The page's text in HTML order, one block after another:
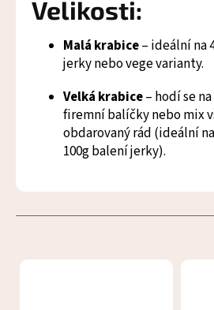
Velikosti:
Malá krabice– ideální na
jerky nebo vege varianty.
Velká krabice– hodí se
firemní balíčky nebo mix
obdarovaný rád (ideální
100g balení jerky).